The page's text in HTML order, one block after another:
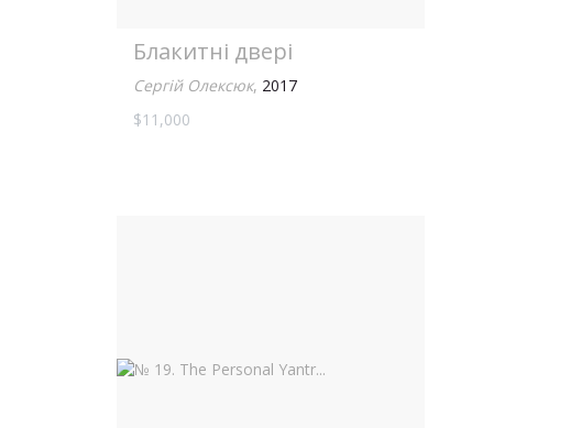
Блакитні двері
Сергій Олексюк, 2017
$11,000